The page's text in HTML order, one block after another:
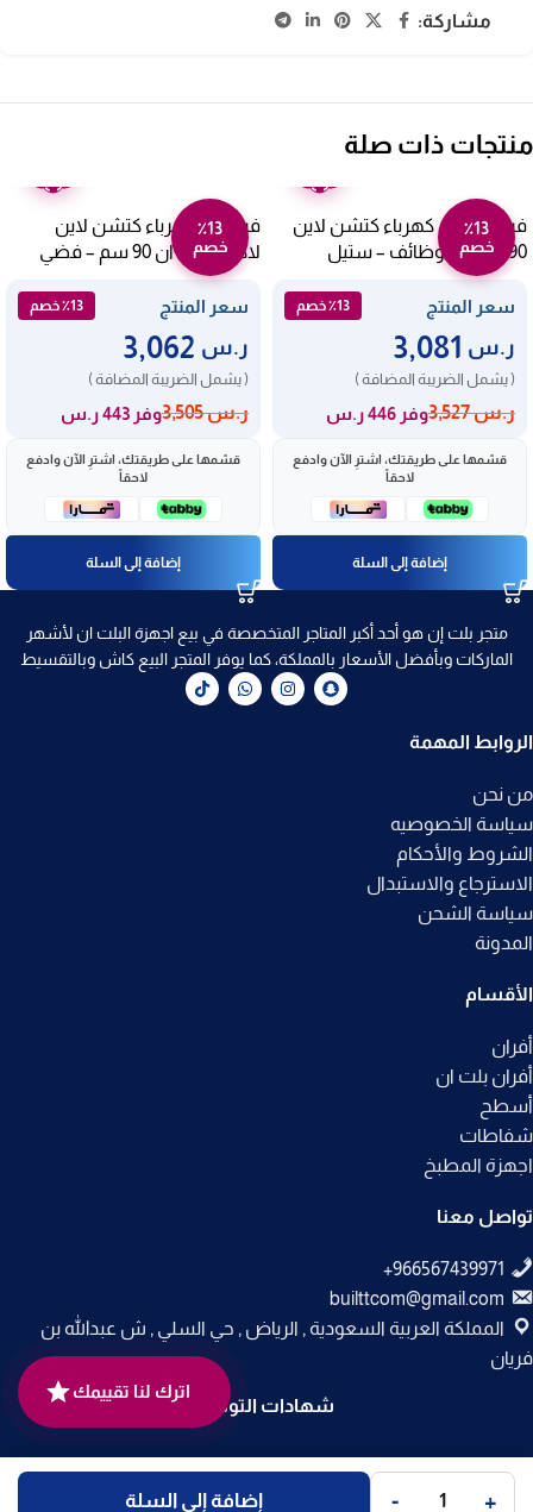
مشاركة:
منتجات ذات صلة
٪13
خصم
فرن بلت ان كهرباء كتشن لاين
90 سم – 6 وظائف – ستيل
FE9V063AXN
سعر المنتج
٪13 خصم
ر.س
( يشمل الضريبة المضافة )
ر.س3,527 وفر 446 ر.س
قسّمها على طريقتك، اشترِ الآن وادفع
لاحقاً
إضافة إلى السلة
٪13
خصم
فرن غاز كهرباء كتشن لاين
لاكتورا بلت ان 90 سم – فضي
FGE9S023AXN
سعر المنتج
٪13 خصم
ر.س
( يشمل الضريبة المضافة )
ر.س3,505 وفر 443 ر.س
قسّمها على طريقتك، اشترِ الآن وادفع
لاحقاً
إضافة إلى السلة
متجر بلت إن هو أحد أكبر المتاجر المتخصصة في بيع اجهزة البلت ان لأشهر
الماركات وبأفضل الأسعار بالمملكة، كما يوفر المتجر البيع كاش وبالتقسيط
الروابط المهمة
من نحن
سياسة الخصوصيه
الشروط والأحكام
الاسترجاع والاستبدال
سياسة الشحن
المدونة
الأقسام
أفران
أفران بلت ان
أسطح
شفاطات
اجهزة المطبخ
تواصل معنا
builttcom@gmail.com
المملكة العربية السعودية , الرياض , حي السلي , ش عبدالله بن
فريان
شهادات التوثيق
جميع الحقوق محفوظة لـمتجر بلت إن© 2025.
تم التطوير بواسطةCode Times
. +
- إضافة إلى السلة
اترك لنا تقييمك